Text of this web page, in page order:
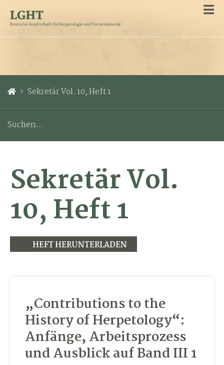
Sekretär Vol. 10, Heft 1
Sekretär Vol.
10, Heft 1
HEFT HERUNTERLADEN
„Contributions to the
History of Herpetology“:
Anfänge, Arbeitsprozess
und Ausblick auf Band III 1